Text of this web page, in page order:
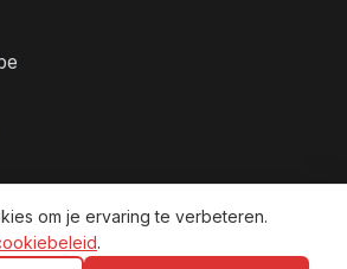
om je ervaring te verbeteren.
.
BV VAT:BE0797.905.271